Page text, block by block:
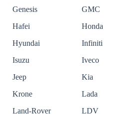
Genesis
GMC
Hafei
Honda
Hyundai
Infiniti
Isuzu
Iveco
Jeep
Kia
Krone
Lada
Land-Rover
LDV